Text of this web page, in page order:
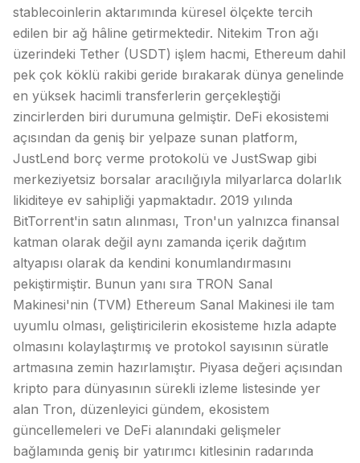
stablecoinlerin aktarımında küresel ölçekte tercih
edilen bir ağ hâline getirmektedir. Nitekim Tron ağı
üzerindeki Tether (USDT) işlem hacmi, Ethereum dahil
pek çok köklü rakibi geride bırakarak dünya genelinde
en yüksek hacimli transferlerin gerçekleştiği
zincirlerden biri durumuna gelmiştir. DeFi ekosistemi
açısından da geniş bir yelpaze sunan platform,
JustLend borç verme protokolü ve JustSwap gibi
merkeziyetsiz borsalar aracılığıyla milyarlarca dolarlık
likiditeye ev sahipliği yapmaktadır. 2019 yılında
BitTorrent'in satın alınması, Tron'un yalnızca finansal
katman olarak değil aynı zamanda içerik dağıtım
altyapısı olarak da kendini konumlandırmasını
pekiştirmiştir. Bunun yanı sıra TRON Sanal
Makinesi'nin (TVM) Ethereum Sanal Makinesi ile tam
uyumlu olması, geliştiricilerin ekosisteme hızla adapte
olmasını kolaylaştırmış ve protokol sayısının süratle
artmasına zemin hazırlamıştır. Piyasa değeri açısından
kripto para dünyasının sürekli izleme listesinde yer
alan Tron, düzenleyici gündem, ekosistem
güncellemeleri ve DeFi alanındaki gelişmeler
bağlamında geniş bir yatırımcı kitlesinin radarında